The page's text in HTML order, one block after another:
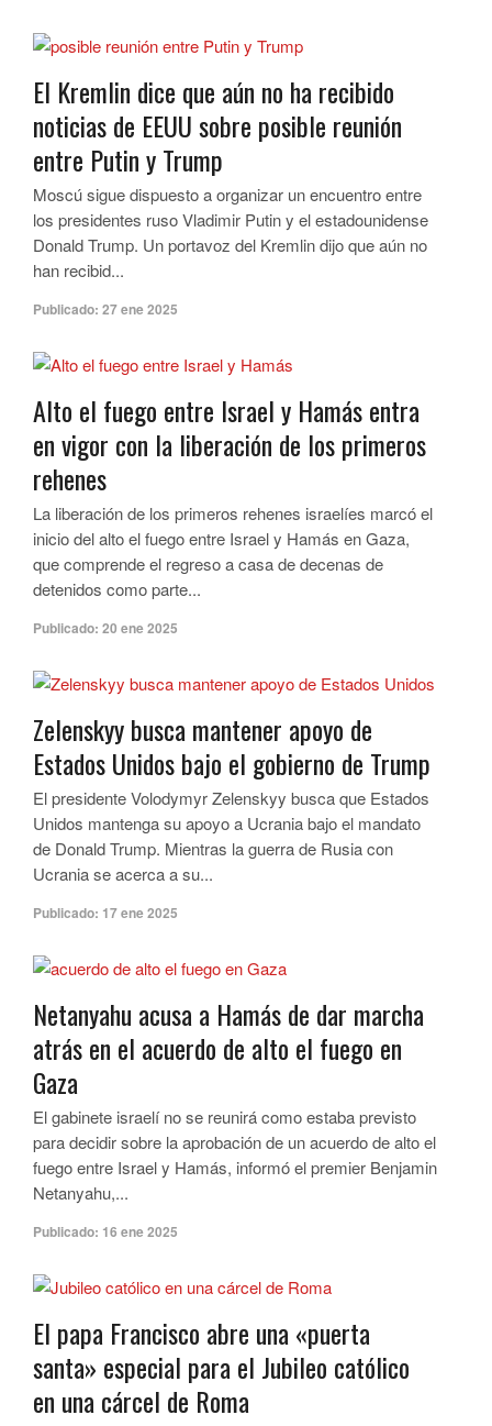
El Kremlin dice que aún no ha recibido
noticias de EEUU sobre posible reunión
entre Putin y Trump
Moscú sigue dispuesto a organizar un encuentro entre
los presidentes ruso Vladimir Putin y el estadounidense
Donald Trump. Un portavoz del Kremlin dijo que aún no
han recibid...
Publicado: 27 ene 2025
Alto el fuego entre Israel y Hamás entra
en vigor con la liberación de los primeros
rehenes
La liberación de los primeros rehenes israelíes marcó el
inicio del alto el fuego entre Israel y Hamás en Gaza,
que comprende el regreso a casa de decenas de
detenidos como parte...
Publicado: 20 ene 2025
Zelenskyy busca mantener apoyo de
Estados Unidos bajo el gobierno de Trump
El presidente Volodymyr Zelenskyy busca que Estados
Unidos mantenga su apoyo a Ucrania bajo el mandato
de Donald Trump. Mientras la guerra de Rusia con
Ucrania se acerca a su...
Publicado: 17 ene 2025
Netanyahu acusa a Hamás de dar marcha
atrás en el acuerdo de alto el fuego en
Gaza
El gabinete israelí no se reunirá como estaba previsto
para decidir sobre la aprobación de un acuerdo de alto el
fuego entre Israel y Hamás, informó el premier Benjamin
Netanyahu,...
Publicado: 16 ene 2025
El papa Francisco abre una «puerta
santa» especial para el Jubileo católico
en una cárcel de Roma